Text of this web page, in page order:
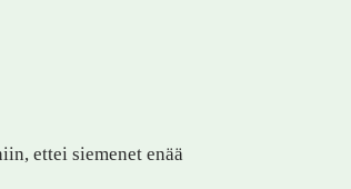
ettei siemenet enää